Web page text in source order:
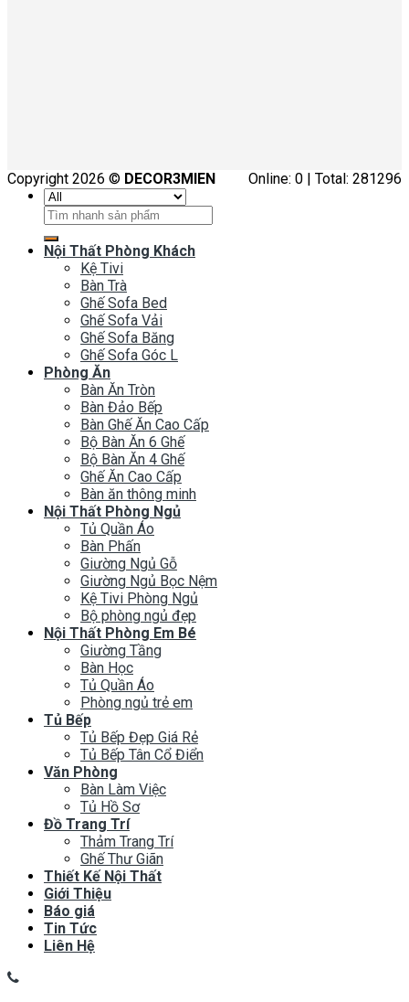
Online: 0 | Total: 281296
Copyright 2026 © DECOR3MIEN
Tìm
Nội Thất Phòng Khách
Kệ Tivi
Bàn Trà
Ghế Sofa Bed
Ghế Sofa Vải
Ghế Sofa Băng
Ghế Sofa Góc L
Phòng Ăn
Bàn Ăn Tròn
Bàn Đảo Bếp
Bàn Ghế Ăn Cao Cấp
Bộ Bàn Ăn 6 Ghế
Bộ Bàn Ăn 4 Ghế
Ghế Ăn Cao Cấp
Bàn ăn thông minh
Nội Thất Phòng Ngủ
Tủ Quần Áo
Bàn Phấn
Giường Ngủ Gỗ
Giường Ngủ Bọc Nệm
Kệ Tivi Phòng Ngủ
Bộ phòng ngủ đẹp
Nội Thất Phòng Em Bé
Giường Tầng
Bàn Học
Tủ Quần Áo
Phòng ngủ trẻ em
Tủ Bếp
Tủ Bếp Đẹp Giá Rẻ
Tủ Bếp Tân Cổ Điển
Văn Phòng
Bàn Làm Việc
Tủ Hồ Sơ
Đồ Trang Trí
Thảm Trang Trí
Ghế Thư Giãn
Thiết Kế Nội Thất
Giới Thiệu
Báo giá
Tin Tức
Liên Hệ